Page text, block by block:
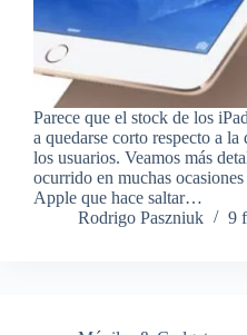
Parece que el stock de los
a quedarse corto respecto a la
los usuarios. Veamos más
ocurrido en muchas
Apple que hace saltar…
Rodrigo Paszniuk
9